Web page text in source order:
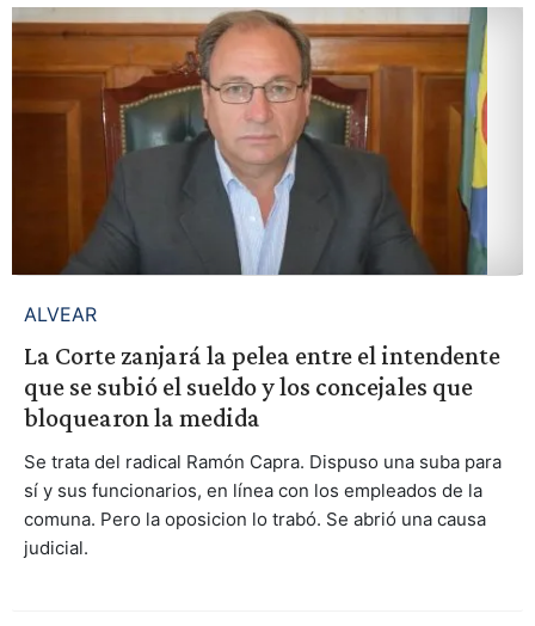
ALVEAR
La Corte zanjará la pelea entre el intendente
que se subió el sueldo y los concejales que
bloquearon la medida
Se trata del radical Ramón Capra. Dispuso una suba para
sí y sus funcionarios, en línea con los empleados de la
comuna. Pero la oposicion lo trabó. Se abrió una causa
judicial.